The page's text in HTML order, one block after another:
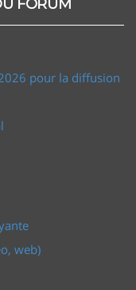
FORUM
pour la diffusion
web)